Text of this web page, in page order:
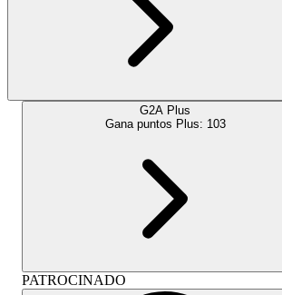
G2A Plus
Gana puntos Plus: 103
PATROCINADO